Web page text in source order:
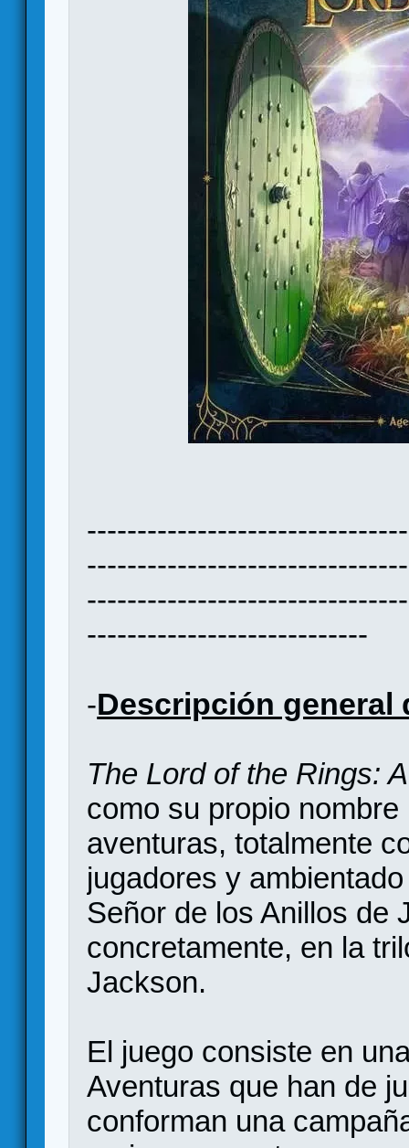
----------------------------
-Descripción general
The Lord of the Rings:
como su propio
aventuras, totalmente
jugadores y
Señor de los Anillos de
concretamente, en la
Jackson.
El juego consiste en
Aventuras que han de
conforman una